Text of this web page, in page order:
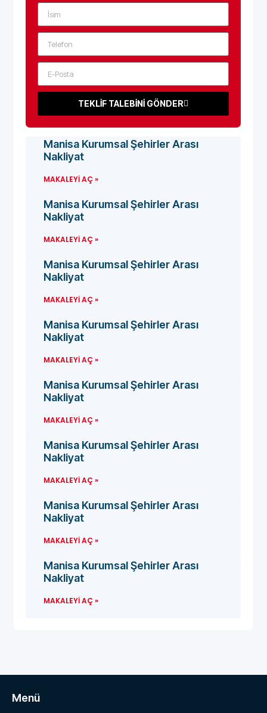
TEKLİF TALEBİNİ GÖNDER
Manisa Kurumsal Şehirler Arası
Nakliyat
MAKALEYI AÇ »
Manisa Kurumsal Şehirler Arası
Nakliyat
MAKALEYI AÇ »
Manisa Kurumsal Şehirler Arası
Nakliyat
MAKALEYI AÇ »
Manisa Kurumsal Şehirler Arası
Nakliyat
MAKALEYI AÇ »
Manisa Kurumsal Şehirler Arası
Nakliyat
MAKALEYI AÇ »
Manisa Kurumsal Şehirler Arası
Nakliyat
MAKALEYI AÇ »
Manisa Kurumsal Şehirler Arası
Nakliyat
MAKALEYI AÇ »
Manisa Kurumsal Şehirler Arası
Nakliyat
MAKALEYI AÇ »
Menü